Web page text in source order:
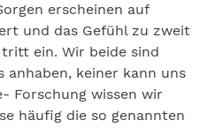
erscheinen auf
und das Gefühl zu zweit
ein. Wir beide sind
anhaben, keiner kann uns
Forschung wissen wir
häufig die so genannten